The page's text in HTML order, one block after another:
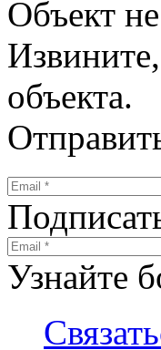
Объект
объекта.
Узнайте